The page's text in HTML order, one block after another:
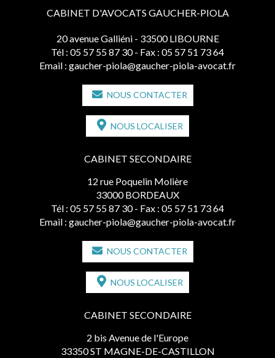
CABINET D'AVOCATS GAUCHER-PIOLA
20 avenue Galliéni - 33500 LIBOURNE
Tél : 05 57 55 87 30 - Fax : 05 57 51 73 64
Email : gaucher-piola@gaucher-piola-avocat.fr
NOUS CONTACTER
NOUS LOCALISER
CABINET SECONDAIRE
12 rue Poquelin Molière
33000 BORDEAUX
Tél : 05 57 55 87 30 - Fax : 05 57 51 73 64
Email : gaucher-piola@gaucher-piola-avocat.fr
NOUS CONTACTER
NOUS LOCALISER
CABINET SECONDAIRE
2 bis Avenue de l'Europe
33350 ST MAGNE-DE-CASTILLON